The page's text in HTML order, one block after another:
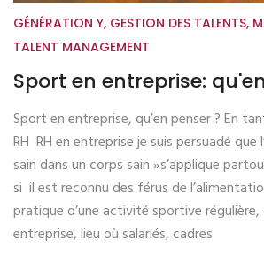
GÉNÉRATION Y, GESTION DES TALENTS,
TALENT MANAGEMENT
Sport en entreprise:
Sport en entreprise, qu’en penser ? En
RH RH en entreprise je suis persuadé que
sain dans un corps sain »s’applique
si il est reconnu des férus de
pratique d’une activité sportive régulière,
entreprise, lieu où salariés, cadres